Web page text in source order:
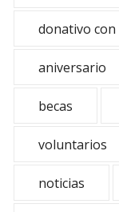
donativo con
aniversario
becas
voluntarios
noticias